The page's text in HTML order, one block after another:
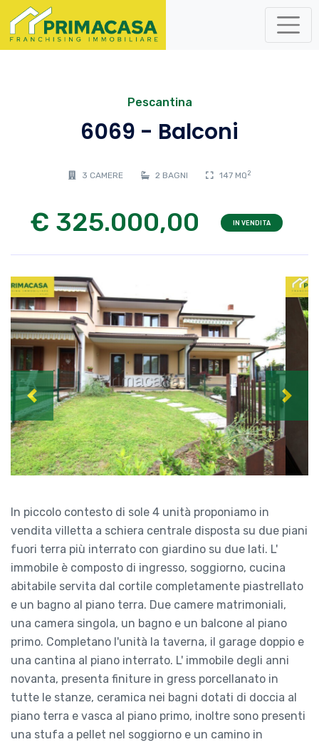
Pescantina
6069 - Balconi
3 CAMERE 2 BAGNI 147 MQ 2
€ 325.000,00 IN VENDITA
Previous Next
In piccolo contesto di sole 4 unità proponiamo in
vendita villetta a schiera centrale disposta su due piani
fuori terra più interrato con giardino su due lati. L'
immobile è composto di ingresso, soggiorno, cucina
abitabile servita dal cortile completamente piastrellato
e un bagno al piano terra. Due camere matrimoniali,
una camera singola, un bagno e un balcone al piano
primo. Completano l'unità la taverna, il garage doppio e
una cantina al piano interrato. L' immobile degli anni
novanta, presenta finiture in gress porcellanato in
tutte le stanze, ceramica nei bagni dotati di doccia al
piano terra e vasca al piano primo, inoltre sono presenti
una stufa a pellet nel soggiorno e un camino in